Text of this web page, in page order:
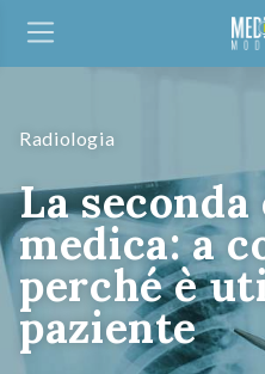
Radiologia
La
medica: a
perché è
paziente